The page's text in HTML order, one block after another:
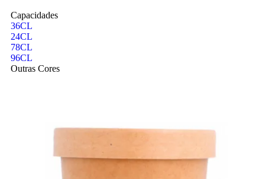
Capacidades
36CL
24CL
78CL
96CL
Outras Cores